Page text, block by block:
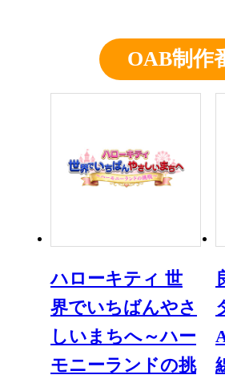
OAB制作
ハローキティ 世
界でいちばんやさ
しいまちへ～ハー
モニーランドの挑